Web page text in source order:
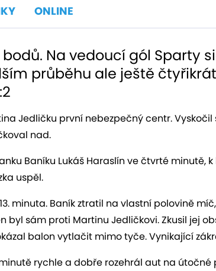
ONLINE
Na vedoucí gól Sparty
průběhu ale ještě
Jedličku první nebezpečný centr. Vyskočil
nad.
Baníku Lukáš Haraslín ve čtvrté minutě,
uspěl.
minuta. Baník ztratil na vlastní polovině
byl sám proti Martinu Jedličkovi. Zkusil jej
balon vytlačit mimo tyče. Vynikající
rychle a dobře rozehrál aut na útočné